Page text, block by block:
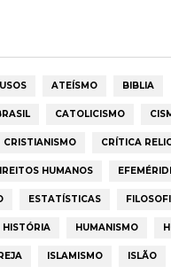
ATEÍSMO BIBLIA
CATOLICISMO
CRISTIANISMO CRÍTICA
HUMANOS
ESTATÍSTICAS
HISTÓRIA HUMANISMO
ISLAMISMO ISLÃO